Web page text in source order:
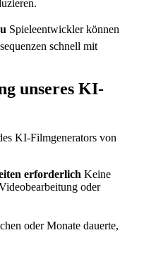
Spieleentwickler können
schnell mit
unseres KI-
KI-Filmgenerators von
erforderlich Keine
oder
oder Monate dauerte,